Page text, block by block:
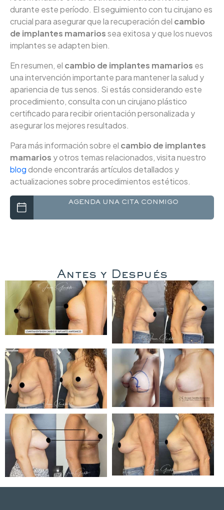
durante este período. El seguimiento con tu cirujano es
crucial para asegurar que la recuperación del cambio
de implantes mamariossea exitosa y que los nuevos
implantes se adapten bien.
En resumen, el cambio de implantes mamarios es
una intervención importante para mantener la salud y
apariencia de tus senos. Si estás considerando este
procedimiento, consulta con un cirujano plástico
certificado para recibir orientación personalizada y
asegurar los mejores resultados.
Para más información sobre el cambio de implantes
mamarios y otros temas relacionados, visita nuestro
blogdonde encontrarás artículos detallados y
actualizaciones sobre procedimientos estéticos.
Antes y Después